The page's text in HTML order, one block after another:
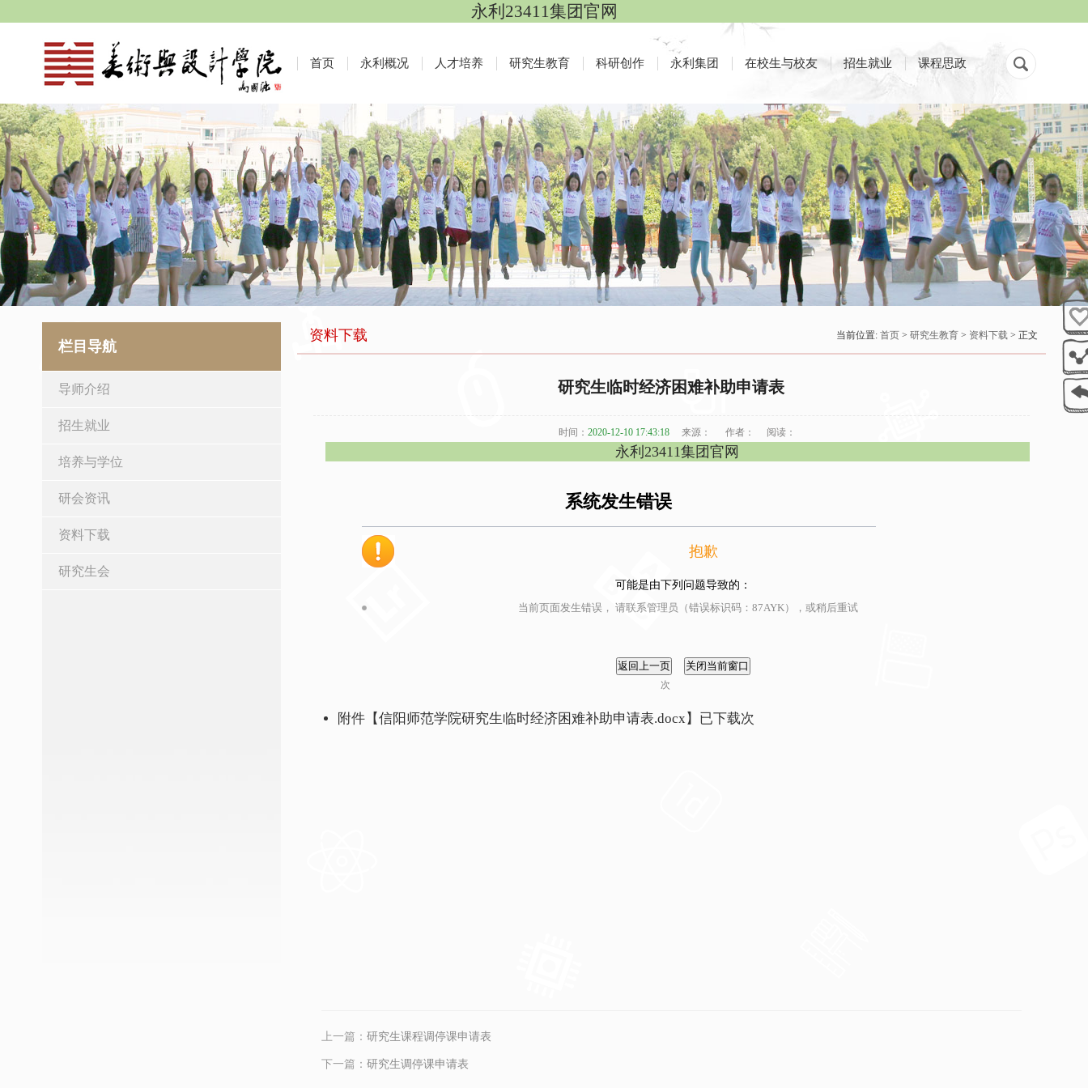
永利23411集团官网
首页 永利概况 人才培养 研究生教育 科研创作 永利集团 在校生与校友 招生就业 课程思政
栏目导航
导师介绍
招生就业
培养与学位
研会资讯
资料下载
研究生会
资料下载 当前位置: 首页> 研究生教育> 资料下载> 正文
研究生临时经济困难补助申请表
时间：2020-12-10 17:43:18 来源： 作者： 阅读：
永利23411集团官网
系统发生错误
抱歉
可能是由下列问题导致的：
当前页面发生错误， 请联系管理员（错误标识码：87AYK），或稍后重试
次
附件【信阳师范学院研究生临时经济困难补助申请表.docx】已下载次
上一篇： 研究生课程调停课申请表
下一篇： 研究生调停课申请表